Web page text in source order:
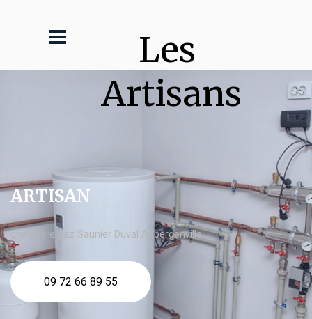
Les
Artisans
ARTISAN
chaudière gaz Saunier Duval Aubergenville
09 72 66 89 55